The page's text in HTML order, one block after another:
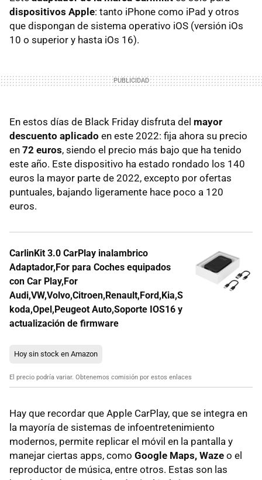
dispositivos Apple: tanto iPhone como iPad y otros
que dispongan de sistema operativo iOS (versión iOs
10 o superior y hasta iOs 16).
En estos días de Black Friday disfruta del mayor
descuento aplicado en este 2022: fija ahora su precio
en 72 euros, siendo el precio más bajo que ha tenido
este año. Este dispositivo ha estado rondado los 140
euros la mayor parte de 2022, excepto por ofertas
puntuales, bajando ligeramente hace poco a 120
euros.
CarlinKit 3.0 CarPlay inalambrico
Adaptador,For para Coches equipados
con Car Play,For
Audi,VW,Volvo,Citroen,Renault,Ford,Kia,S
koda,Opel,Peugeot Auto,Soporte IOS16 y
actualización de firmware
Hoy sin stock en Amazon
El precio podría variar. Obtenemos comisión por estos enlaces
Hay que recordar que Apple CarPlay, que se integra en
la mayoría de sistemas de infoentretenimiento
modernos, permite replicar el móvil en la pantalla y
manejar ciertas apps, como Google Maps, Waze o el
reproductor de música, entre otros. Estas son las